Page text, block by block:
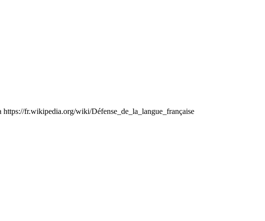
fr.wikipedia.org/wiki/Défense_de_la_langue_française